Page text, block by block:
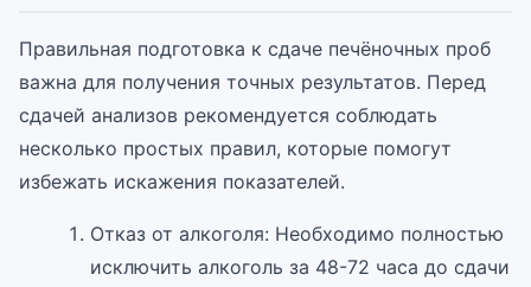
Правильная подготовка к сдаче печёночных проб
важна для получения точных результатов. Перед
сдачей анализов рекомендуется соблюдать
несколько простых правил, которые помогут
избежать искажения показателей.
Отказ от алкоголя: Необходимо полностью
исключить алкоголь за 48-72 часа до сдачи